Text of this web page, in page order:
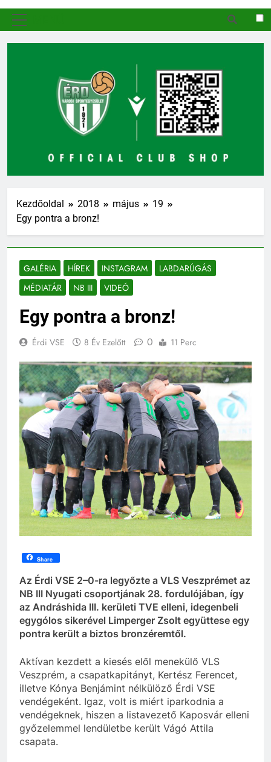
Kezdőoldal 2018 május
19
Egy pontra a bronz!
GALÉRIA HÍREK INSTAGRAM
LABDARÚGÁS
MÉDIATÁR
NB III VIDEÓ
Egy pontra a bronz!
Érdi VSE 8 Év Ezelőtt 0 11 Perc
Share
Az Érdi VSE 2–0-ra legyőzte a VLS Veszprémet az
NB III Nyugati csoportjának 28. fordulójában, így
az Andráshida III. kerületi TVE elleni, idegenbeli
egygólos sikerével Limperger Zsolt együttese egy
pontra került a biztos bronzéremtől.
Aktívan kezdett a kiesés elől menekülő VLS
Veszprém, a csapatkapitányt, Kertész Ferencet,
illetve Kónya Benjámint nélkülöző Érdi VSE
vendégeként. Igaz, volt is miért iparkodnia a
vendégeknek, hiszen a listavezető Kaposvár elleni
győzelemmel lendületbe került Vágó Attila
csapata.